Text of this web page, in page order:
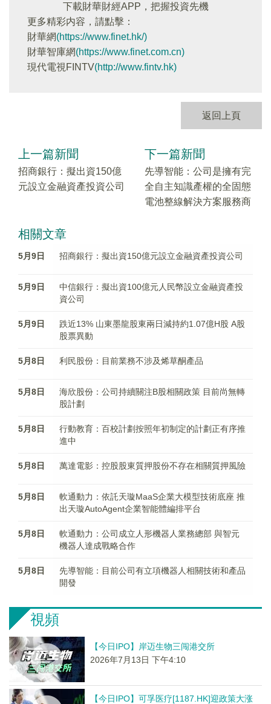
下載財華財經APP，把握投資先機
更多精彩内容，請點擊：
財華網(https://www.finet.hk/)
財華智庫網(https://www.finet.com.cn)
現代電視FINTV(http://www.fintv.hk)
返回上頁
上一篇新聞
招商銀行：擬出資150億
元設立金融資產投資公司
下一篇新聞
先導智能：公司是擁有完
全自主知識產權的全固態
電池整線解決方案服務商
相關文章
5月9日 招商銀行：擬出資150億元設立金融資產投資公司
5月9日
中信銀行：擬出資100億元人民幣設立金融資產投
資公司
5月9日
跌近13% 山東墨龍股東兩日減持約1.07億H股 A股
股票異動
5月8日 利民股份：目前業務不涉及烯草酮產品
5月8日
海欣股份：公司持續關注B股相關政策 目前尚無轉
股計劃
5月8日
行動教育：百校計劃按照年初制定的計劃正有序推
進中
5月8日 萬達電影：控股股東質押股份不存在相關質押風險
5月8日
軟通動力：依託天璇MaaS企業大模型技術底座 推
出天璇AutoAgent企業智能體編排平台
5月8日
軟通動力：公司成立人形機器人業務總部 與智元
機器人達成戰略合作
5月8日
先導智能：目前公司有立項機器人相關技術和產品
開發
視頻
【今日IPO】岸迈生物三闯港交所
2026年7月13日 下午4:10
【今日IPO】可孚医疗[1187.HK]迎政策大涨